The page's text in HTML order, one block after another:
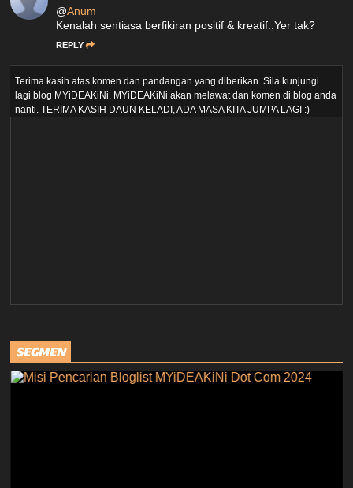
@Anum
Kenalah sentiasa berfikiran positif & kreatif..Yer tak?
REPLY
Terima kasih atas komen dan pandangan yang diberikan. Sila kunjungi
lagi blog MYiDEAKiNi. MYiDEAKiNi akan melawat dan komen di blog anda
nanti. TERIMA KASIH DAUN KELADI, ADA MASA KITA JUMPA LAGI :)
SEGMEN